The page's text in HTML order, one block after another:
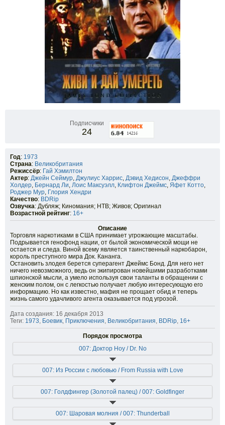
Подписчики
24
Год: 1973
Страна: Великобритания
Режиссёр: Гай Хэмилтон
Актер: Джейн Сеймур, Джулиус Харрис, Дэвид Хедисон, Джеффри
Холдер, Бернард Ли, Лоис Максуэлл, Клифтон Джеймс, Яфет Котто,
Роджер Мур, Глория Хендри
Качество: BDRip
Озвучка: Дубляж; Киномания; НТВ; Живов; Оригинал
Возрастной рейтинг: 16+
Описание
Торговля наркотиками в США принимает угрожающие масштабы.
Подрывается генофонд нации, от былой экономической мощи не
остается и следа. Виной всему является таинственный наркобарон,
король преступного мира Док. Кананга.
Остановить злодея берется суперагент Джеймс Бонд. Для него нет
ничего невозможного, ведь он экипирован новейшими разработками
шпионской мысли, а умело используя свои таланты в обращении с
женским полом, он с легкостью получает любую интересующую его
информацию. Но как известно, мафия не прощает обид и теперь
жизнь самого удачливого агента оказывается под угрозой.
Дата создания: 16 декабря 2013
Теги: 1973, Боевик, Приключения, Великобритания, BDRip, 16+
Порядок просмотра
007: Доктор Ноу / Dr. No
007: Из России с любовью / From Russia with Love
007: Голдфингер (Золотой палец) / 007: Goldfinger
007: Шаровая молния / 007: Thunderball